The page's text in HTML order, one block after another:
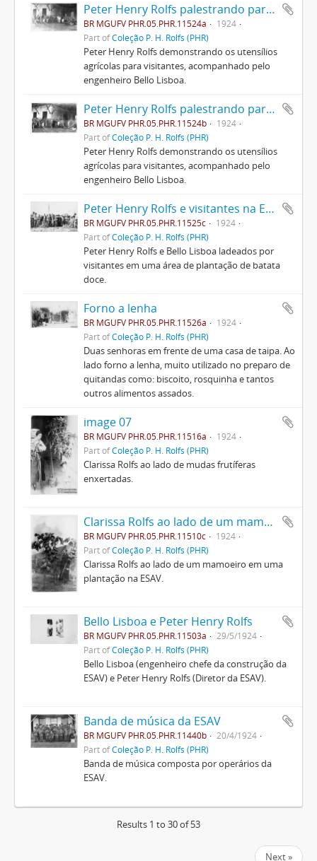
Peter Henry Rolfs palestrando para visitantes
BR MGUFV PHR.05.PHR.11524a
1924
Part ofColeção P. H. Rolfs (PHR)
Peter Henry Rolfs demonstrando os utensílios
agrícolas para visitantes, acompanhado pelo
engenheiro Bello Lisboa.
Peter Henry Rolfs palestrando para visitantes
BR MGUFV PHR.05.PHR.11524b
1924
Part ofColeção P. H. Rolfs (PHR)
Peter Henry Rolfs demonstrando os utensílios
agrícolas para visitantes, acompanhado pelo
engenheiro Bello Lisboa.
Peter Henry Rolfs e visitantes na ESAV
BR MGUFV PHR.05.PHR.11525c
1924
Part ofColeção P. H. Rolfs (PHR)
Peter Henry Rolfs e Bello Lisboa ladeados por
visitantes em uma área de plantação de batata
doce.
Forno a lenha
BR MGUFV PHR.05.PHR.11526a
1924
Part ofColeção P. H. Rolfs (PHR)
Duas senhoras em frente de uma casa de taipa. Ao
lado forno a lenha, muito utilizado no preparo de
quitandas como: biscoito, rosquinha e tantos
outros alimentos assados.
image 07
BR MGUFV PHR.05.PHR.11516a
1924
Part ofColeção P. H. Rolfs (PHR)
Clarissa Rolfs ao lado de mudas frutíferas
enxertadas.
Clarissa Rolfs ao lado de um mamoeiro
BR MGUFV PHR.05.PHR.11510c
1924
Part ofColeção P. H. Rolfs (PHR)
Clarissa Rolfs ao lado de um mamoeiro em uma
plantação na ESAV.
Bello Lisboa e Peter Henry Rolfs
BR MGUFV PHR.05.PHR.11503a
29/5/1924
Part ofColeção P. H. Rolfs (PHR)
Bello Lisboa (engenheiro chefe da construção da
ESAV) e Peter Henry Rolfs (Diretor da ESAV).
Banda de música da ESAV
BR MGUFV PHR.05.PHR.11440b
20/4/1924
Part ofColeção P. H. Rolfs (PHR)
Banda de música composta por operários da
ESAV.
Results 1 to 30 of 53
Next »